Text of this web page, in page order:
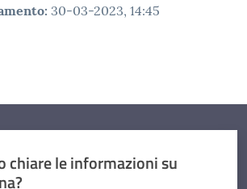
: 30-03-2023, 14:45
chiare le informazioni su